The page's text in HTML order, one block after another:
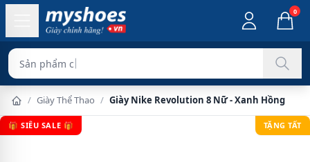
0
Sản phẩm chính hãng
/ Giày Thể Thao / Giày Nike Revolution 8 Nữ - Xanh Hồng
🎁 SIÊU SALE 🎁 TẶNG TẤT